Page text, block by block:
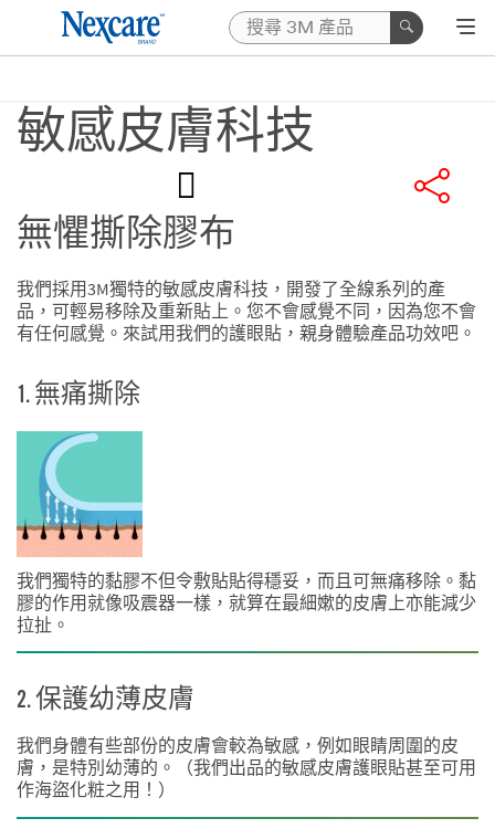
敏感皮膚科技
無懼撕除膠布
我們採用3M獨特的敏感皮膚科技，開發了全線系列的產
品，可輕易移除及重新貼上。您不會感覺不同，因為您不會
有任何感覺。來試用我們的護眼貼，親身體驗產品功效吧。
1. 無痛撕除
我們獨特的黏膠不但令敷貼貼得穩妥，而且可無痛移除。黏
膠的作用就像吸震器一樣，就算在最細嫰的皮膚上亦能減少
拉扯。
2. 保護幼薄皮膚
我們身體有些部份的皮膚會較為敏感，例如眼睛周圍的皮
膚，是特別幼薄的。（我們出品的敏感皮膚護眼貼甚至可用
作海盜化粧之用！）